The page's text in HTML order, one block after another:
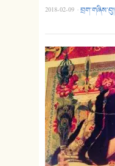
2018-02-09 ·བྲག་གཞིས་བུ།